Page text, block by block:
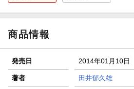
商品情報
発売日 2014年01月10日
著者 田井郁久雄